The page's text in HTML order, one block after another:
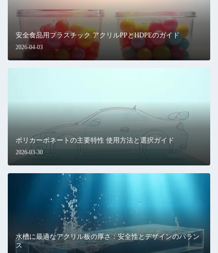
2026-04-03
安全食品用プラスチック アクリルPPとHDPEのガイド
2026-03-30
ポリカーボネートの主要特性 使用方法と選択ガイド
水槽に最適なアクリル板の厚さ：安全性とデザインのバラン
ス